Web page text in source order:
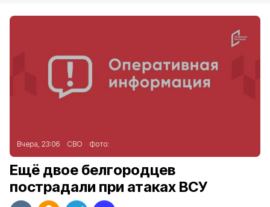
Вчера, 23:06 СВО Фото:
Ещё двое белгородцев
пострадали при атаках ВСУ